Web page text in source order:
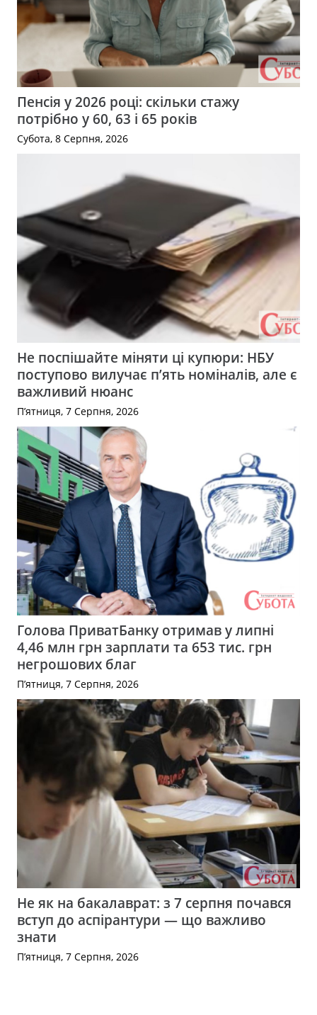
Пенсія у 2026 році: скільки стажу
потрібно у 60, 63 і 65 років
Субота, 8 Серпня, 2026
Не поспішайте міняти ці купюри: НБУ
поступово вилучає п’ять номіналів, але є
важливий нюанс
П’ятниця, 7 Серпня, 2026
Голова ПриватБанку отримав у липні
4,46 млн грн зарплати та 653 тис. грн
негрошових благ
П’ятниця, 7 Серпня, 2026
Не як на бакалаврат: з 7 серпня почався
вступ до аспірантури — що важливо
знати
П’ятниця, 7 Серпня, 2026